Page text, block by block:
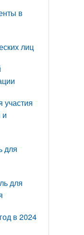
в
лиц
участия
и
для
для
в 2024